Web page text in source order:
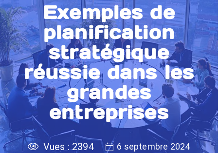
Exemples de
planification
stratégique
réussie dans les
grandes
entreprises
Vues :2394 6 septembre 2024